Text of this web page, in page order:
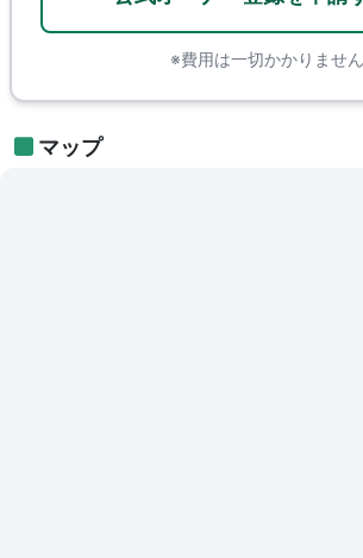
※費用は一切かかりません
マップ